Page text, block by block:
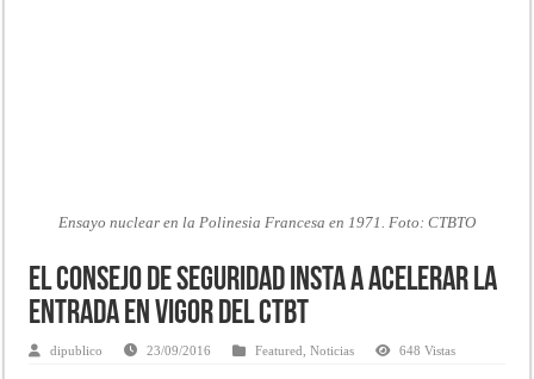
Ensayo nuclear en la Polinesia Francesa en 1971. Foto: CTBTO
El Consejo de Seguridad insta a acelerar la
entrada en vigor del CTBT
dipublico 23/09/2016 Featured,Noticias 648 Vistas